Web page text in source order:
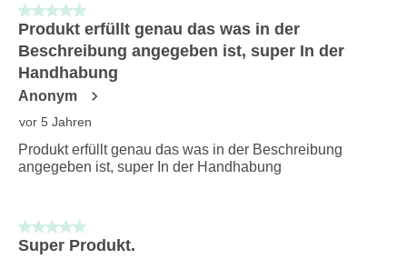
5 von 5 Sternen.
Produkt erfüllt genau das was in der
Beschreibung angegeben ist, super In der
Handhabung
Anonym
vor 5 Jahren
Produkt erfüllt genau das was in der Beschreibung
angegeben ist, super In der Handhabung
5 von 5 Sternen.
Super Produkt.